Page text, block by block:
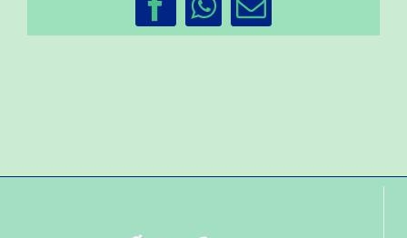
Facebook
WhatsApp
Email